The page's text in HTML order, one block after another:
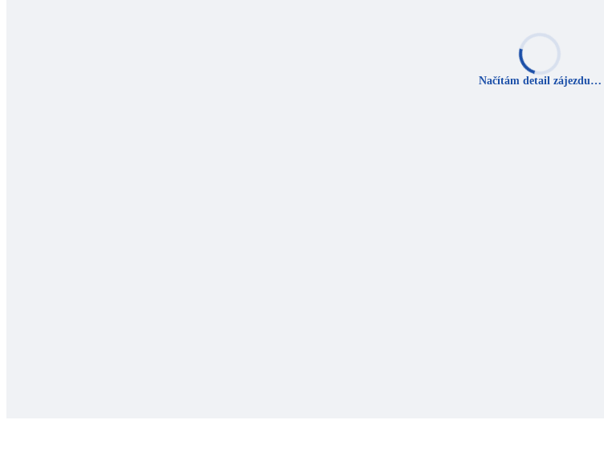
Načítám detail zájezdu…